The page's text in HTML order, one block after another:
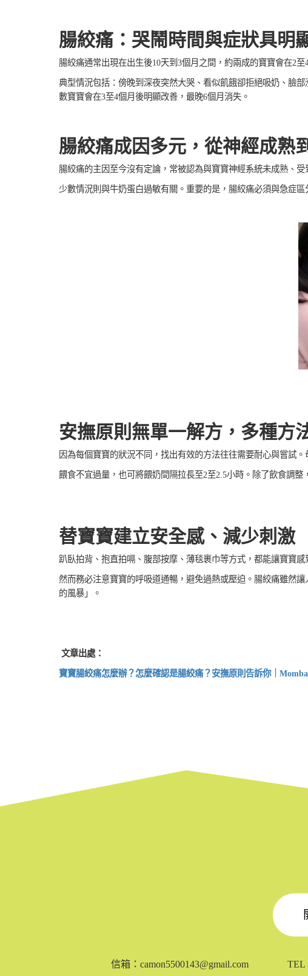
腸絞痛：哭鬧時間與症狀具明
腸絞痛通常出現在出生後10天到3個月之間，約兩成的寶寶會在2
典型情況包括：傍晚到深夜突然大哭、看似飢餓卻拒絕吸奶、臉
數寶寶會在3至4個月後明顯改善，最晚6個月消失。
腸絞痛成因多元，從神經成熟
腸絞痛的主因至今沒有定論，常被認為與寶寶神經系統未成熟、
少數情況則與牛奶蛋白過敏有關。重要的是，腸絞痛必須與急症
安撫原則無單一解方，多種方
因為每個寶寶的狀況不同，找出有效的方法往往需要耐心與嘗試
餵食不宜過量，也可將餵奶間隔拉長至2至2.5小時。除了飲食調
替寶寶建立安全感、減少刺激
趴臥拍背、抱直拍嗝、腹部按摩、薄毯裹巾等方式，都能讓寶寶感
然而務必注意寶寶的呼吸道通暢，避免過熱或壓迫。腸絞痛雖然
的風暴」。
文章出處：
寶寶腸絞痛怎麼辦？怎麼確認是腸絞痛？安撫原則告訴你｜
信箱：camon5500143@gmail.com TEL